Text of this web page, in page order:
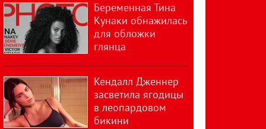
Беременная Тина
Кунаки обнажилась
для обложки
глянца
Кендалл Дженнер
засветила ягодицы
в леопардовом
бикини